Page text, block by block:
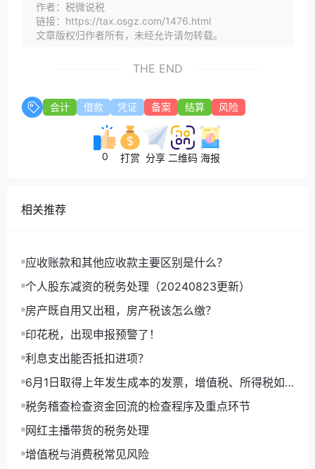
1）负责物资采购管理制度和内部各岗位职责的制
管理；
3）负责物资采购计划的制定，采购合同的签订及保
（4）负责物资采购的询价、议价、比质、比价；
（5）负责本部门按时、保质、保量地完成所需各项物
（6）负责管辖范围内的卫生、安全工作。
（ 7）负责做好各项档案的管理工作，如采购合同、各
种审批文件及公司下发的各种文件；
帐款，定期与财务部对帐并协助实施物资盘点。
作者：税微说税
链接：https://tax.osgz.com/1476.html
文章版权归作者所有，未经允许请勿转载。
THE END
会计 借款 凭证 备案 结算 风险
0 打赏 分享 二维码 海报
相关推荐
应收账款和其他应收款主要区别是什么？
个人股东减资的税务处理（20240823更新）
房产既自用又出租，房产税该怎么缴？
印花税，出现申报预警了！
利息支出能否抵扣进项？
6月1日取得上年发生成本的发票，增值税、所得税如
何处理，如何做账？
税务稽查检查资金回流的检查程序及重点环节
网红主播带货的税务处理
增值税与消费税常见风险